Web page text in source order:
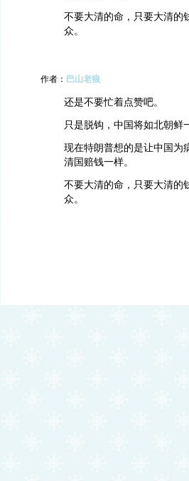
不要大清的命，只要大清的
众。
作者： 巴山老狼
还是不要忙着点赞吧。
只是脱钩，中国将如北朝鲜
现在特朗普想的是让中国为
清国赔钱一样。
不要大清的命，只要大清的
众。